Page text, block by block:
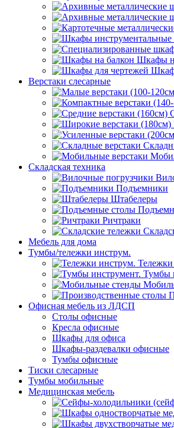
Шкафы
Верстаки слесарные
Складская техника
Подъемники
Штабелеры
Ричтраки
Мебель для дома
Тумбы/тележки инструм.
Тумбы
Офисная мебель из ЛДСП
Столы офисные
Кресла офисные
Шкафы для офиса
Шкафы-раздевалки офисные
Тумбы офисные
Тиски слесарные
Тумбы мобильные
Медицинская мебель